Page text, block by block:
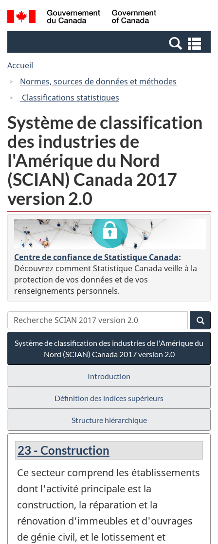
Passer
au
Passer
à
Canada
Recherche
et
et
Accueil
Normes, sources de données et méthodes
Classifications statistiques
Système de classification
des industries de
l'Amérique du Nord
(SCIAN) Canada 2017
version 2.0
Centre de confiance de Statistique Canada:
Découvrez comment Statistique Canada veille à la
protection de vos données et de vos
renseignements personnels.
Système de classification des industries de l'Amérique du
Nord (SCIAN) Canada 2017 version 2.0
Introduction
Définition des indices supérieurs
Structure hiérarchique
23 - Construction
Ce secteur comprend les établissements
dont l'activité principale est la
construction, la réparation et la
rénovation d'immeubles et d'ouvrages
de génie civil, et le lotissement et